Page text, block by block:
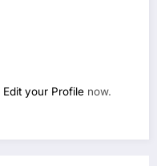
Edit your Profile now.